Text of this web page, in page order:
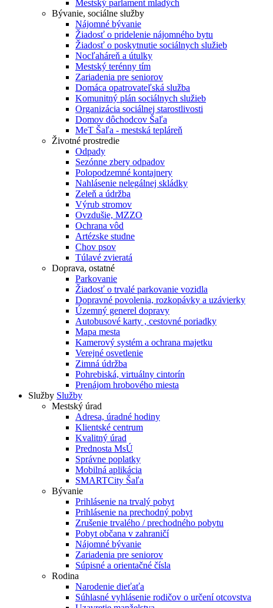
Mestský parlament mladých
Bývanie, sociálne služby
Nájomné bývanie
Žiadosť o pridelenie nájomného bytu
Žiadosť o poskytnutie sociálnych služieb
Nocľaháreň a útulky
Mestský terénny tím
Zariadenia pre seniorov
Domáca opatrovateľská služba
Komunitný plán sociálnych služieb
Organizácia sociálnej starostlivosti
Domov dôchodcov Šaľa
MeT Šaľa - mestská tepláreň
Životné prostredie
Odpady
Sezónne zbery odpadov
Polopodzemné kontajnery
Nahlásenie nelegálnej skládky
Zeleň a údržba
Výrub stromov
Ovzdušie, MZZO
Ochrana vôd
Artézske studne
Chov psov
Túlavé zvieratá
Doprava, ostatné
Parkovanie
Žiadosť o trvalé parkovanie vozidla
Dopravné povolenia, rozkopávky a uzávierky
Územný generel dopravy
Autobusové karty , cestovné poriadky
Mapa mesta
Kamerový systém a ochrana majetku
Verejné osvetlenie
Zimná údržba
Pohrebiská, virtuálny cintorín
Prenájom hrobového miesta
Služby Služby
Mestský úrad
Adresa, úradné hodiny
Klientské centrum
Kvalitný úrad
Prednosta MsÚ
Správne poplatky
Mobilná aplikácia
SMARTCity Šaľa
Bývanie
Prihlásenie na trvalý pobyt
Prihlásenie na prechodný pobyt
Zrušenie trvalého / prechodného pobytu
Pobyt občana v zahraničí
Nájomné bývanie
Zariadenia pre seniorov
Súpisné a orientačné čísla
Rodina
Narodenie dieťaťa
Súhlasné vyhlásenie rodičov o určení otcovstva